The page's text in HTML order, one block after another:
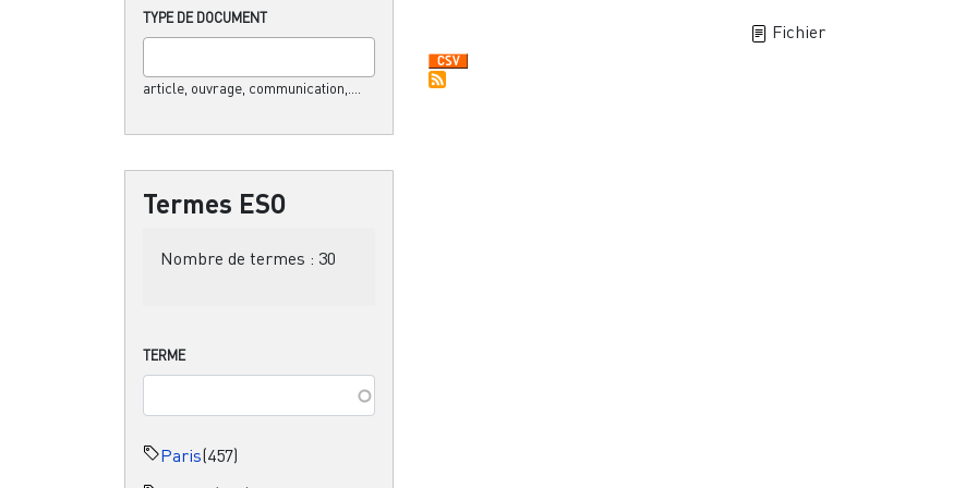
TYPE DE DOCUMENT
article, ouvrage, communication,....
Termes ESO
Nombre de termes : 30
TERME
Paris(457)
Fichier